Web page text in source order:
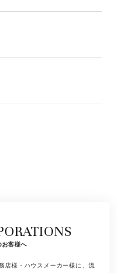
お客様へ
店様・ハウスメーカー様に、流